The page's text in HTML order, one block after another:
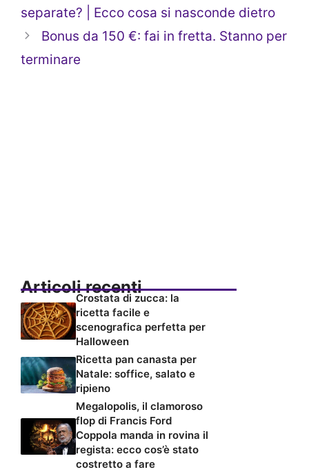
separate? | Ecco cosa si nasconde dietro
Bonus da 150 €: fai in fretta. Stanno per
terminare
Articoli recenti
Crostata di zucca: la
ricetta facile e
scenografica perfetta per
Halloween
Ricetta pan canasta per
Natale: soffice, salato e
ripieno
Megalopolis, il clamoroso
flop di Francis Ford
Coppola manda in rovina il
regista: ecco cos’è stato
costretto a fare